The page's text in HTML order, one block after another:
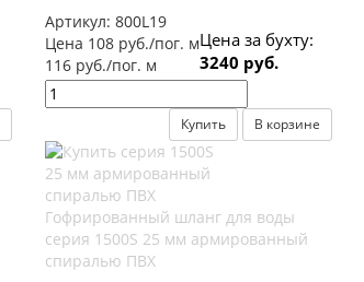
Артикул: 800L19
Цена 108 руб./пог. м
116 руб./пог. м
Цена за бухту:
3240 руб.
Купить В корзине
Гофрированный шланг для воды
серия 1500S 25 мм армированный
спиралью ПВХ